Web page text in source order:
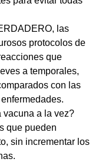
las
protocolos de
que
a temporales,
con las
vacuna a la vez?
que pueden
sin incrementar los